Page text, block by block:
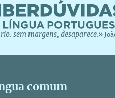
sem margens, desaparece.»
comum